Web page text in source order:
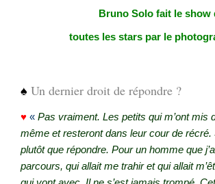
Bruno Solo fait le
toutes les stars par le
♠ Un dernier droit de répondre ?
♥ « Pas vraiment. Les petits qui m’ont
même et resteront dans leur cour de
plutôt que répondre. Pour un homme que
parcours, qui allait me trahir et qui allait